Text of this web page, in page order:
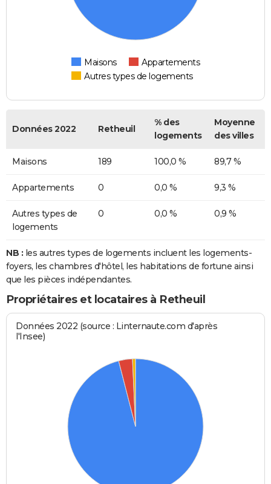
Maisons
Appartements
Autres types de logements
Données 2022 Retheuil
% des
logements
Moyenne
des villes
Maisons 189 100,0 % 89,7 %
Appartements 0 0,0 % 9,3 %
Autres types de
logements
0 0,0 % 0,9 %
NB : les autres types de logements incluent les logements-
foyers, les chambres d'hôtel, les habitations de fortune ainsi
que les pièces indépendantes.
Propriétaires et locataires à Retheuil
Données 2022 (source : Linternaute.com d'après
l'Insee)